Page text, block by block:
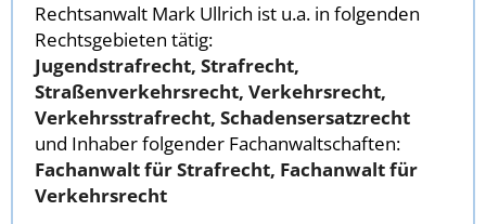
Rechtsanwalt Mark Ullrich ist u.a. in folgenden
Rechtsgebieten tätig:
Jugendstrafrecht, Strafrecht,
Straßenverkehrsrecht, Verkehrsrecht,
Verkehrsstrafrecht, Schadensersatzrecht
und Inhaber folgender Fachanwaltschaften:
Fachanwalt für Strafrecht, Fachanwalt für
Verkehrsrecht